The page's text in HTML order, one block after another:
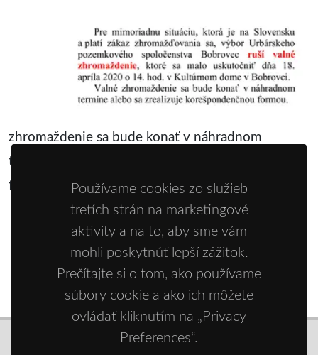
zhromaždenie sa bude konať v náhradnom
termíne alebo sa zrealizuje korešpondenčnou
formou.
VYHLÁSENIE
Používame cookies zo služieb
tretích strán na marketingové
aktivity a na to, aby sme vám
mohli poskytnúť lepší zážitok.
Prečítajte si o tom, ako používame
súbory cookie a ako ich môžete
ovládať kliknutím na „Privacy
Preferences“.